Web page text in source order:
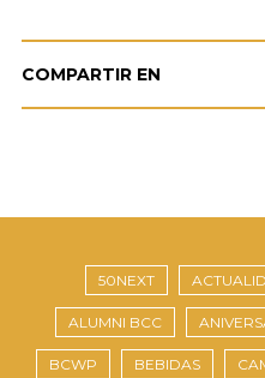
COMPARTIR EN
50NEXT
ALUMNI BCC
BCWP BEBIDAS